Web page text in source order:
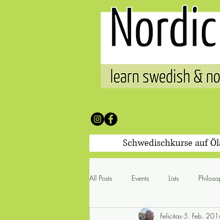
Schwedischkurse auf
All Posts Events Lists
100 Worte & was sie mit sich br
Felicitas 5. Feb.